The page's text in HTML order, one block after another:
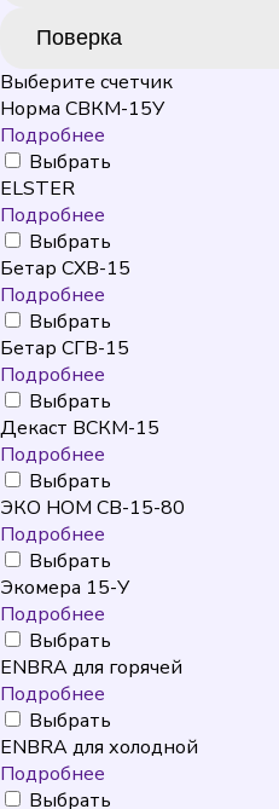
Выберите счетчик
Норма СВКМ-15У
Подробнее
Выбрать
ELSTER
Подробнее
Выбрать
Бетар СХВ-15
Подробнее
Выбрать
Бетар СГВ-15
Подробнее
Выбрать
Декаст ВСКМ-15
Подробнее
Выбрать
ЭКО НОМ СВ-15-80
Подробнее
Выбрать
Экомера 15-У
Подробнее
Выбрать
ENBRA для горячей
Подробнее
Выбрать
ENBRA для холодной
Подробнее
Выбрать